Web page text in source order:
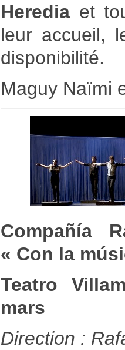
Heredia et
leur accueil,
disponibilité.
Maguy Naïmi
Compañía
« Con la
Teatro
mars
Direction :